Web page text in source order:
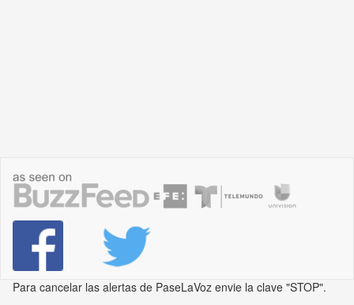
Para cancelar las alertas de PaseLaVoz envie la clave "STOP".